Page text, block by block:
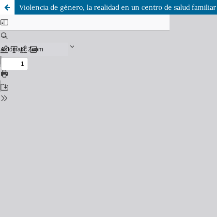
Violencia de género, la realidad en un centro de salud